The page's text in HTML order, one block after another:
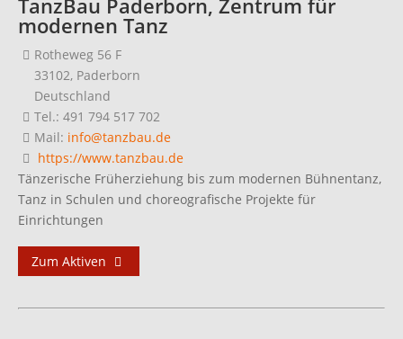
TanzBau Paderborn, Zentrum für
modernen Tanz
Rotheweg 56 F
33102, Paderborn
Deutschland
Tel.: 491 794 517 702
Mail: info@tanzbau.de
https://www.tanzbau.de
Tänzerische Früherziehung bis zum modernen Bühnentanz,
Tanz in Schulen und choreografische Projekte für
Einrichtungen
Zum Aktiven